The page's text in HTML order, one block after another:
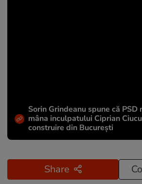
Sorin Grindeanu spune că PSD
mâna inculpatului Ciprian
construire din București
Share